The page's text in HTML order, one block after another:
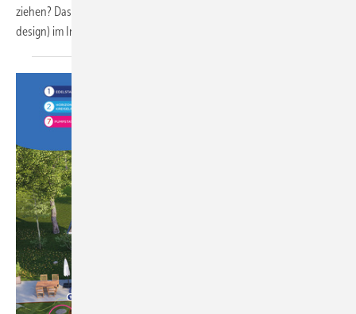
ziehen? Das erklärt Frank ­Wiehmeier (VDMA Sanitärtechnik und -
design) im Interview mit SBZ-Redakteurin Beate